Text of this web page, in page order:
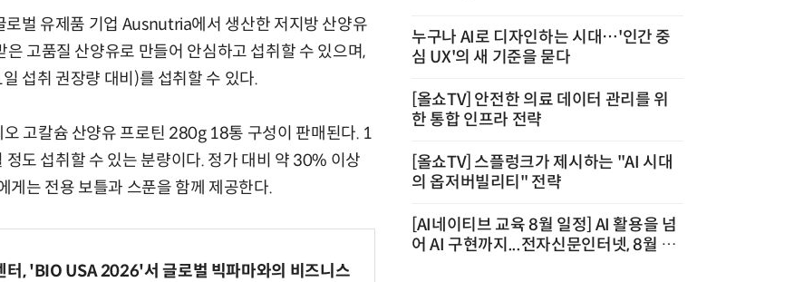
벌 유제품 기업 Ausnutria에서 생산한 저지방 산양유
고품질 산양유로 만들어 안심하고 섭취할 수 있으며,
섭취 권장량 대비)를 섭취할 수 있다.
고칼슘 산양유 프로틴 280g 18통 구성이 판매된다. 1
도 섭취할 수 있는 분량이다. 정가 대비 약 30% 이상
게는 전용 보틀과 스푼을 함께 제공한다.
터, 'BIO USA 2026'서 글로벌 빅파마와의 비즈니스
누구나 AI로 디자인하는 시대…'인간 중
심 UX'의 새 기준을 묻다
[올쇼TV] 안전한 의료 데이터 관리를 위
한 통합 인프라 전략
[올쇼TV] 스플렁크가 제시하는 "AI 시대
의 옵저버빌리티" 전략
[AI네이티브 교육 8월 일정] AI 활용을 넘
어 AI 구현까지...전자신문인터넷, 8월 실